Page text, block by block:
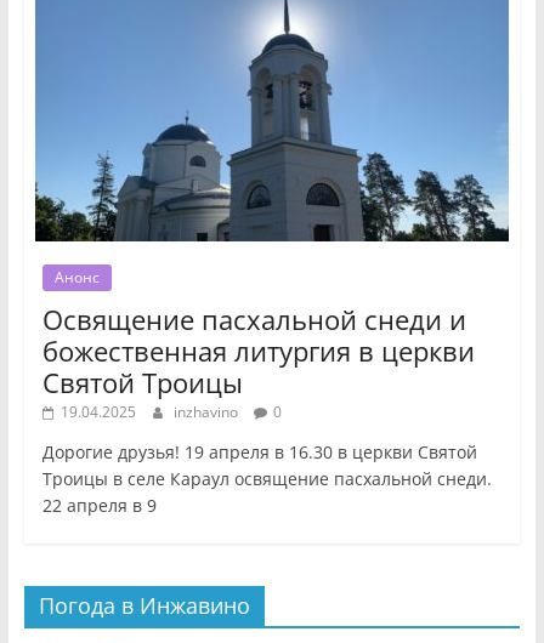
Анонс
Освящение пасхальной снеди и
божественная литургия в церкви
Святой Троицы
19.04.2025 inzhavino 0
Дорогие друзья! 19 апреля в 16.30 в церкви Святой
Троицы в селе Караул освящение пасхальной снеди.
22 апреля в 9
Погода в Инжавино